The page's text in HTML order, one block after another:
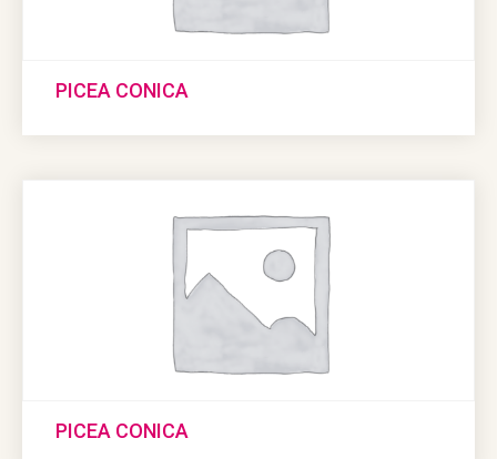
PICEA CONICA
PICEA CONICA